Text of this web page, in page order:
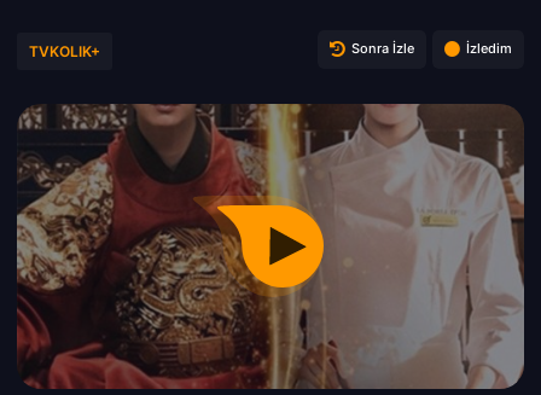
TVKOLIK+ Sonra İzle İzledim